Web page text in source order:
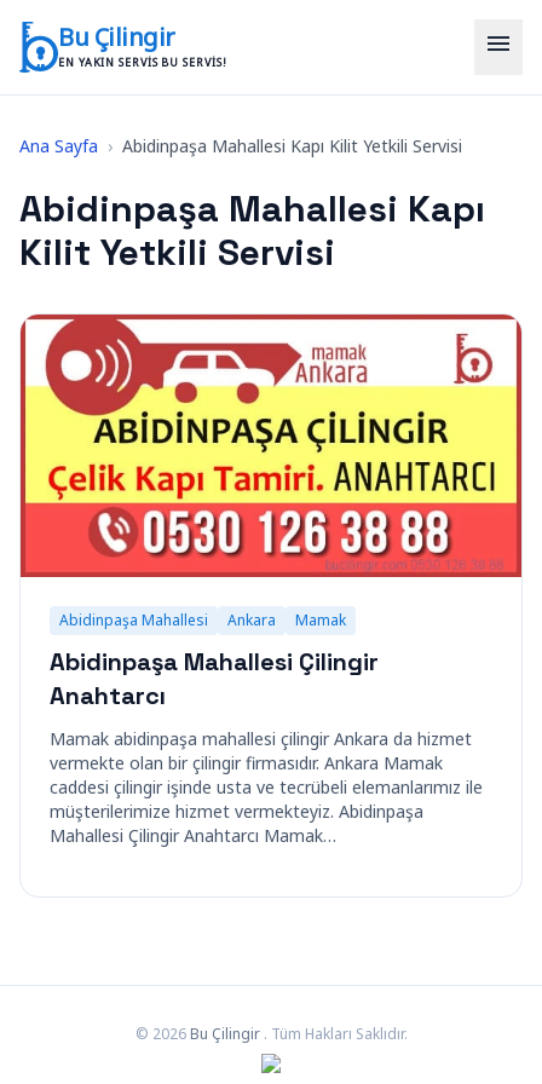
Bu Çilingir
EN YAKIN SERVIS BU SERVIS!
menu
Ana Sayfa › Abidinpaşa Mahallesi Kapı Kilit Yetkili Servisi
Abidinpaşa Mahallesi Kapı
Kilit Yetkili Servisi
Abidinpaşa Mahallesi Ankara Mamak
Abidinpaşa Mahallesi Çilingir
Anahtarcı
Mamak abidinpaşa mahallesi çilingir Ankara da hizmet
vermekte olan bir çilingir firmasıdır. Ankara Mamak
caddesi çilingir işinde usta ve tecrübeli elemanlarımız ile
müşterilerimize hizmet vermekteyiz. Abidinpaşa
Mahallesi Çilingir Anahtarcı Mamak…
© 2026 Bu Çilingir . Tüm Hakları Saklıdır.